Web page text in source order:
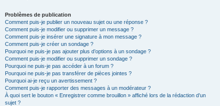
Problèmes de publication
Comment puis-je publier un nouveau sujet ou une réponse ?
Comment puis-je modifier ou supprimer un message ?
Comment puis-je insérer une signature à mon message ?
Comment puis-je créer un sondage ?
Pourquoi ne puis-je pas ajouter plus d’options à un sondage ?
Comment puis-je modifier ou supprimer un sondage ?
Pourquoi ne puis-je pas accéder à un forum ?
Pourquoi ne puis-je pas transférer de pièces jointes ?
Pourquoi ai-je reçu un avertissement ?
Comment puis-je rapporter des messages à un modérateur ?
À quoi sert le bouton « Enregistrer comme brouillon » affiché lors de la rédaction d’un
sujet ?